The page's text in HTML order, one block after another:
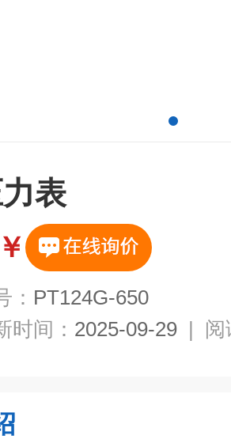
表
￥
： PT124G-650
时间： 2025-09-29 | 阅